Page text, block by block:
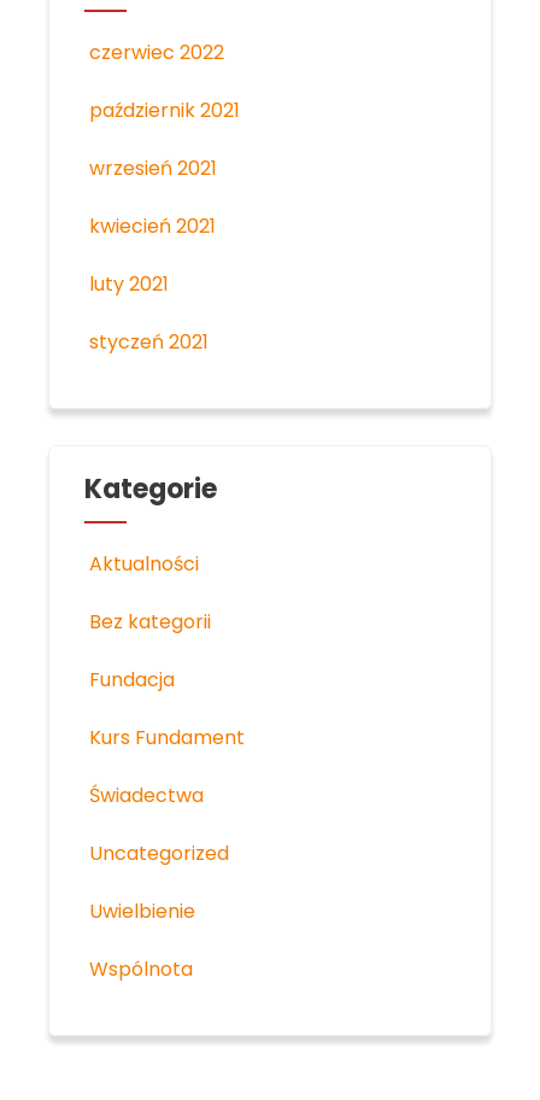
czerwiec 2022
październik 2021
wrzesień 2021
kwiecień 2021
luty 2021
styczeń 2021
Kategorie
Aktualności
Bez kategorii
Fundacja
Kurs Fundament
Świadectwa
Uncategorized
Uwielbienie
Wspólnota